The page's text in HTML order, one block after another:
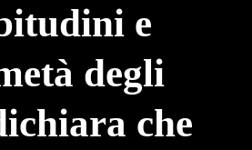
e
degli
che